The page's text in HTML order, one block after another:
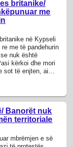
britanike/
me
në Kypseli
me të pandehurin
nuk është
kërkoi dhe mori
sot të enjten, ai
Banorët nuk
territoriale
mbrëmjen e së